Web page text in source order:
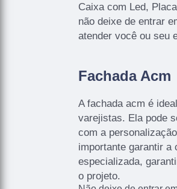
Caixa com Led,
não deixe de entrar
atender você ou seu
Fachada Acm
A fachada acm é
varejistas. Ela pode
com a
importante garantir a
especializada,
o projeto.